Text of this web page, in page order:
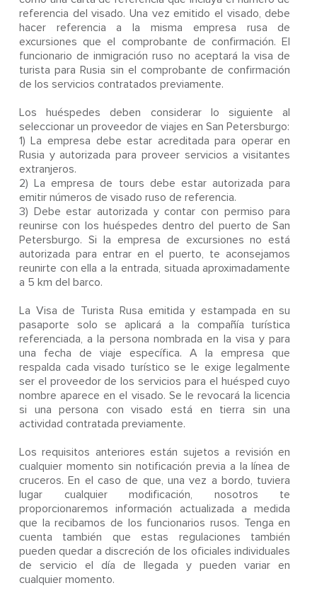
referencia del visado. Una vez emitido el visado, debe
hacer referencia a la misma empresa rusa de
excursiones que el comprobante de confirmación. El
funcionario de inmigración ruso no aceptará la visa de
turista para Rusia sin el comprobante de confirmación
de los servicios contratados previamente.
Los huéspedes deben considerar lo siguiente al
seleccionar un proveedor de viajes en San Petersburgo:
1) La empresa debe estar acreditada para operar en
Rusia y autorizada para proveer servicios a visitantes
extranjeros.
2) La empresa de tours debe estar autorizada para
emitir números de visado ruso de referencia.
3) Debe estar autorizada y contar con permiso para
reunirse con los huéspedes dentro del puerto de San
Petersburgo. Si la empresa de excursiones no está
autorizada para entrar en el puerto, te aconsejamos
reunirte con ella a la entrada, situada aproximadamente
a 5 km del barco.
La Visa de Turista Rusa emitida y estampada en su
pasaporte solo se aplicará a la compañía turística
referenciada, a la persona nombrada en la visa y para
una fecha de viaje específica. A la empresa que
respalda cada visado turístico se le exige legalmente
ser el proveedor de los servicios para el huésped cuyo
nombre aparece en el visado. Se le revocará la licencia
si una persona con visado está en tierra sin una
actividad contratada previamente.
Los requisitos anteriores están sujetos a revisión en
cualquier momento sin notificación previa a la línea de
cruceros. En el caso de que, una vez a bordo, tuviera
lugar cualquier modificación, nosotros te
proporcionaremos información actualizada a medida
que la recibamos de los funcionarios rusos. Tenga en
cuenta también que estas regulaciones también
pueden quedar a discreción de los oficiales individuales
de servicio el día de llegada y pueden variar en
cualquier momento.